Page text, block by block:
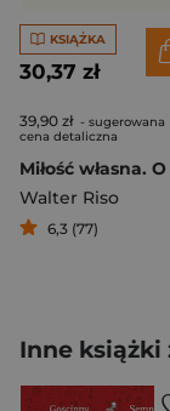
KSIĄŻKA
30,37 zł
39,90 zł - sugerowana
cena detaliczna
Walter Riso
6,3 (77)
Inne książki